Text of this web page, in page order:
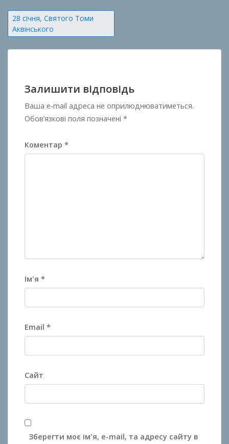
Навігація
записів
28 січня, Святого Томи
Аквінського
Залишити відповідь
Ваша e-mail адреса не оприлюднюватиметься.
Обов’язкові поля позначені *
Коментар *
Ім'я *
Email *
Сайт
Зберегти моє ім'я, e-mail, та адресу сайту в